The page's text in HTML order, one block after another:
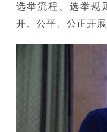
选举流程、选举规
开、公平、公正开展